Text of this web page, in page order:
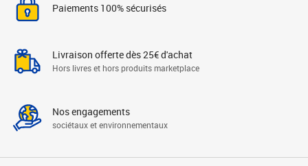
Paiements 100% sécurisés
Livraison offerte dès 25€ d'achat
Hors livres et hors produits marketplace
Nos engagements
sociétaux et environnementaux